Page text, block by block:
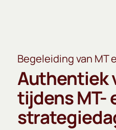
Begeleiding van
Authentiek
tijdens MT-